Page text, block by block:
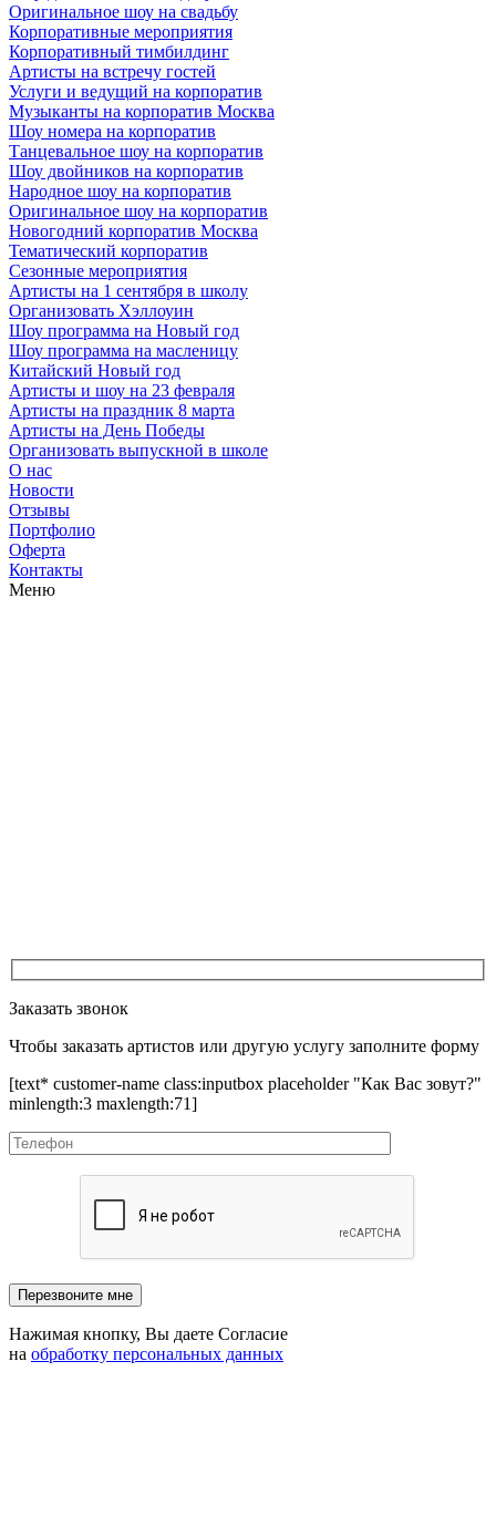
Оригинальное шоу на свадьбу
Корпоративные мероприятия
Корпоративный тимбилдинг
Артисты на встречу гостей
Услуги и ведущий на корпоратив
Музыканты на корпоратив Москва
Шоу номера на корпоратив
Танцевальное шоу на корпоратив
Шоу двойников на корпоратив
Народное шоу на корпоратив
Оригинальное шоу на корпоратив
Новогодний корпоратив Москва
Тематический корпоратив
Сезонные мероприятия
Артисты на 1 сентября в школу
Организовать Хэллоуин
Шоу программа на Новый год
Шоу программа на масленицу
Китайский Новый год
Артисты и шоу на 23 февраля
Артисты на праздник 8 марта
Артисты на День Победы
Организовать выпускной в школе
О нас
Новости
Отзывы
Портфолио
Оферта
Контакты
Меню
Заказать звонок
Чтобы заказать артистов или другую услугу заполните форму
[text* customer-name class:inputbox placeholder "Как Вас зовут?"
minlength:3 maxlength:71]
Нажимая кнопку, Вы даете Согласие
на обработку персональных данных